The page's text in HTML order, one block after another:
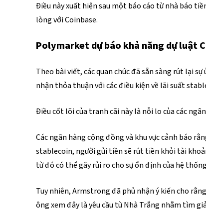
Điều này xuất hiện sau một báo cáo từ nhà báo
lòng với Coinbase.
Polymarket dự báo khả năng dự luật
Theo bài viết, các quan chức đã sẵn sàng rút lại
nhận thỏa thuận với các điều kiện về lãi suất
Điều cốt lõi của tranh cãi này là nỗi lo của các
Các ngân hàng cộng đồng và khu vực cảnh báo
stablecoin, người gửi tiền sẽ rút tiền khỏi tài
từ đó có thể gây rủi ro cho sự ổn định của hệ
Tuy nhiên, Armstrong đã phủ nhận ý kiến cho
ông xem đây là yêu cầu từ Nhà Trắng nhằm tìm